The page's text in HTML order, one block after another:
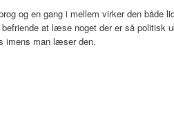
og en gang i mellem virker den
at læse noget der er så politisk
imens man læser den.